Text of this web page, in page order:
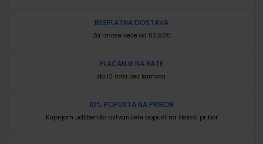
BESPLATNA DOSTAVA
Za iznose veće od 62,50€
PLAĆANJE NA RATE
do 12 rata bez kamata
10% POPUSTA NA PRIBOR
Kupnjom udžbenika ostvarujete popust na školski pribor